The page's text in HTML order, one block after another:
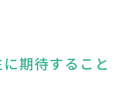
期待すること